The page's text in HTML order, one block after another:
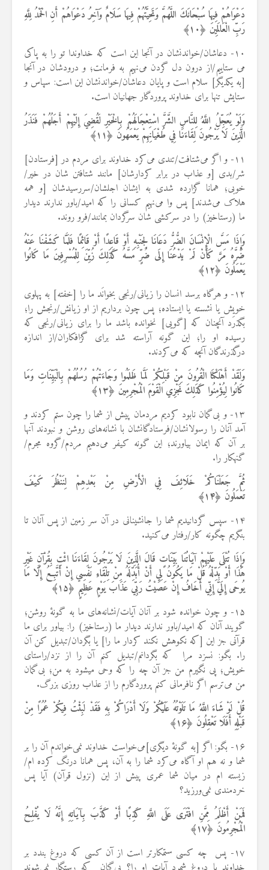
دَعْوَاهُمْ فِيهَا سُبْحَانَكَ اللَّهُمَّ وَتَحِيَّتُهُمْ فِيهَا سَلَامٌ وَآخِرُ دَعْوَاهُمْ أَنِ الْحَمْدُ لِلَّهِ
رَبِّ الْعَالَمِينَ ﴿۱۰﴾
۱۰- دعاشان/خواندنشان در آنجا این است که خداوندا تو را به پاکی
می ستاییم/از درون دل گردن می‌نهیم به فرمانت؛ و درودشان در آنجا
[به یکدیگر] سلام است و پایان دعاشان/خواندنشان این است: سپاس و
ستایش تنها برای خداوند پروردگار جهانیان است.
وَلَوْ يُعَجِّلُ اللَّهُ لِلنَّاسِ الشَّرَّ اسْتِعْجَالَهُمْ بِالْخَيْرِ لَقُضِيَ إِلَيْهِمْ أَجَلُهُمْ فَنَذَرُ
الَّذِينَ لَا يَرْجُونَ لِقَاءَنَا فِي طُغْيَانِهِمْ يَعْمَهُونَ ﴿۱۱﴾
۱۱- و اگر می‌شتافت/تندی می‌کرد خداوند برای مردم در [فرستادن]
شر/بدی [و عذاب در برابر کردارشان] مانند شتافتن شان در خیر/
خوبی؛ همانا گزارده شدی به ایشان اجلشان/سررسیدشان [و همه
هلاک می‌شدند] پس وا می‌نهیم کسانی را که امید/باور ندارند دیدار
ما (رستاخیز) را در سرکشی شان سرگردان بمانند/فرو روند.
وَإِذَا مَسَّ الْإِنْسَانَ الضُّرُّ دَعَانَا لِجَنْبِهِ أَوْ قَاعِدًا أَوْ قَائِمًا فَلَمَّا كَشَفْنَا عَنْهُ
ضُرَّهُ مَرَّ كَأَنْ لَمْ يَدْعُنَا إِلَى ضُرٍّ مَسَّهُ كَذَلِكَ زُيِّنَ لِلْمُسْرِفِينَ مَا كَانُوا
يَعْمَلُونَ ﴿۱۲﴾
۱۲- و هرگاه برسد انسان را زیانی/رنجی بخوانَد ما را [خفته] به پهلوی
خویش یا نشسته یا ایستاده؛ پس چون برداریم از او زیانش/رنجش را؛
بگذرَد آنچنان که [گویی] نخوانده باشد ما را برای زیانی/رنجی که
رسیده او را؛ این گونه آراسته شد برای گزافکاران/از اندازه
درگذرندگان آنچه که می‌کردند.
وَلَقَدْ أَهْلَكْنَا الْقُرُونَ مِنْ قَبْلِكُمْ لَمَّا ظَلَمُوا وَجَاءَتْهُمْ رُسُلُهُمْ بِالْبَيِّنَاتِ وَمَا
كَانُوا لِيُؤْمِنُوا كَذَلِكَ نَجْزِي الْقَوْمَ الْمُجْرِمِينَ ﴿۱۳﴾
۱۳- و بی‌گمان نابود کردیم مردمان پیش از شما را چون ستم کردند و
آمد آنان را رسولانشان/فرستادگانشان با نشانه‌های روشن و نبودند آنها
بر آن که ایمان بیاورند؛ این گونه کیفر می‌دهیم مردم/گروه مجرم/
گنهکار را.
ثُمَّ جَعَلْنَاكُمْ خَلَائِفَ فِي الْأَرْضِ مِنْ بَعْدِهِمْ لِنَنْظُرَ كَيْفَ
تَعْمَلُونَ ﴿۱۴﴾
۱۴- سپس گردانیدیم شما را جانشینانی در آن سر زمین از پس آنان تا
بنگریم چگونه کار/رفتار می‌کنید.
وَإِذَا تُتْلَى عَلَيْهِمْ آيَاتُنَا بَيِّنَاتٍ قَالَ الَّذِينَ لَا يَرْجُونَ لِقَاءَنَا ائْتِ بِقُرْآنٍ غَيْرِ
هَذَا أَوْ بَدِّلْهُ قُلْ مَا يَكُونُ لِي أَنْ أُبَدِّلَهُ مِنْ تِلْقَاءِ نَفْسِي إِنْ أَتَّبِعُ إِلَّا مَا
يُوحَى إِلَيَّ إِنِّي أَخَافُ إِنْ عَصَيْتُ رَبِّي عَذَابَ يَوْمٍ عَظِيمٍ ﴿۱۵﴾
۱۵- و چون خوانده شود بر آنان آیات/نشانه‌های ما به گونهٔ روشن؛
گویند آنان که امید/باور ندارند دیدار ما (رستاخیز) را: بیاور برای ما
قرآنی جز این [که نکوهش نکند کردار ما را] یا بگردان/تبدیل کن آن
را. بگو: نسزد مرا که بگردانم/تبدیل کنم آن را از نزد/راستای
خویش؛ پی نگیرم من جز آن چه را که وحی می‎شود به من؛ بی‌گمان
من می‌ترسم اگر نافرمانی کنم پروردگارم را از عذاب روزی بزرگ.
قُلْ لَوْ شَاءَ اللَّهُ مَا تَلَوْتُهُ عَلَيْكُمْ وَلَا أَدْرَاكُمْ بِهِ فَقَدْ لَبِثْتُ فِيكُمْ عُمُرًا مِنْ
قَبْلِهِ أَفَلَا تَعْقِلُونَ ﴿۱۶﴾
۱۶- بگو: اگر [به گونهٔ دیگری]می‌خواست خداوند نمی‌خواندم آن را بر
شما و نه هم او آگاه می‌کرد شما را به آن، پس همانا درنگ کرده ام/
زیسته ام در میان شما عمری پیش از این (نزول قرآن) آیا پس
خردمندی نمی‌ورزید؟
فَمَنْ أَظْلَمُ مِمَّنِ افْتَرَى عَلَى اللَّهِ كَذِبًا أَوْ كَذَّبَ بِآيَاتِهِ إِنَّهُ لَا يُفْلِحُ
الْمُجْرِمُونَ ﴿۱۷﴾
۱۷- پس چه کسی ستمکارتر است از آن کسی که دروغ بندد بر